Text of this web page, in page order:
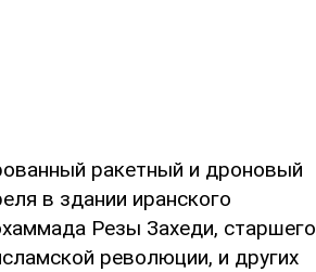
ракетный и дроновый
в здании иранского
Резы Захеди, старшего
революции, и других